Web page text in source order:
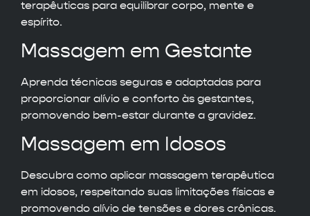
terapêuticas para equilibrar corpo, mente e
espírito.
Massagem em Gestante
Aprenda técnicas seguras e adaptadas para
proporcionar alívio e conforto às gestantes,
promovendo bem-estar durante a gravidez.
Massagem em Idosos
Descubra como aplicar massagem terapêutica
em idosos, respeitando suas limitações físicas e
promovendo alívio de tensões e dores crônicas.